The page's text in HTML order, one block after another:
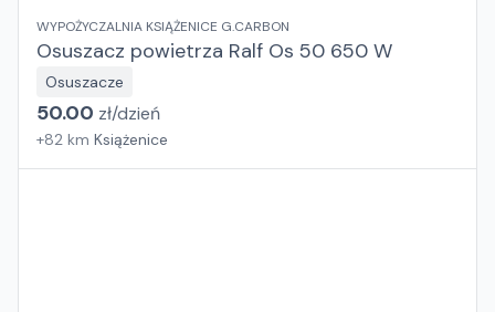
WYPOŻYCZALNIA KSIĄŻENICE G.CARBON
Osuszacz powietrza Ralf Os 50 650 W
Osuszacze
50.00 zł/dzień
+82 km Książenice